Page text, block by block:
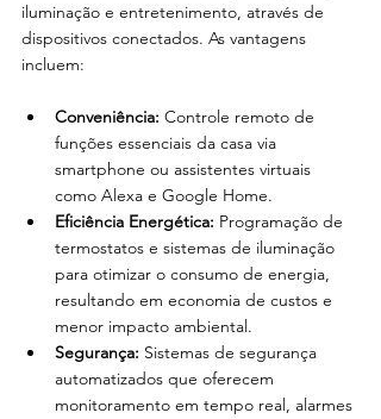
iluminação e entretenimento, através de
dispositivos conectados. As vantagens
incluem:
Conveniência: Controle remoto de
funções essenciais da casa via
smartphone ou assistentes virtuais
como Alexa e Google Home.
Eficiência Energética: Programação de
termostatos e sistemas de iluminação
para otimizar o consumo de energia,
resultando em economia de custos e
menor impacto ambiental.
Segurança: Sistemas de segurança
automatizados que oferecem
monitoramento em tempo real, alarmes